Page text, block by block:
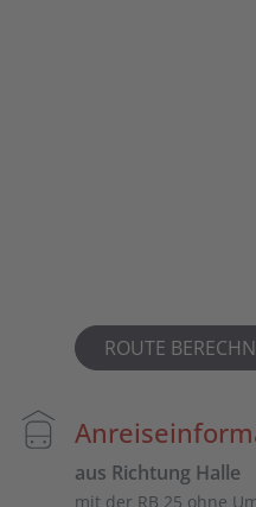
ROUTE
aus Richtung Halle
mit der RB 25 ohne